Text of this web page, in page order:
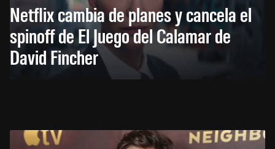
Netflix cambia de planes y cancela el
spinoff de El Juego del Calamar de
David Fincher